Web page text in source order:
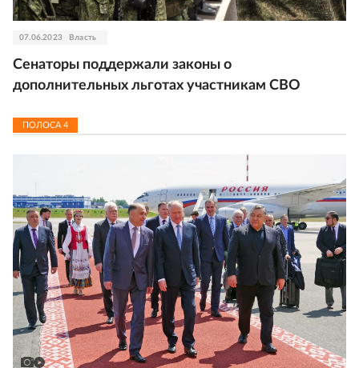
07.06.2023 Власть
Сенаторы поддержали законы о
дополнительных льготах участникам СВО
ПОЛОСА 4